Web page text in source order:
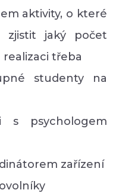
aktivity, o které
zjistit jaký počet
třeba
studenty na
s psychologem
zařízení